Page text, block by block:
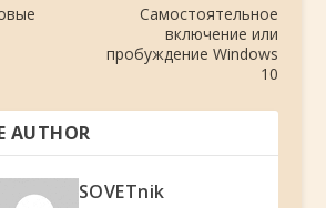
Самостоятельное
включение или
пробуждение Windows
10
AUTHOR
SOVETnik